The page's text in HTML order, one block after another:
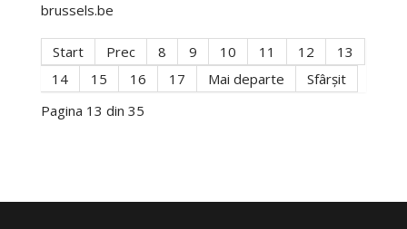
brussels.be
Start Prec 8 9 10 11 12
13
14
15 16 17 Mai departe
Sfârșit
Pagina 13 din 35